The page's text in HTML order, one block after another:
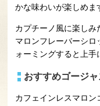
かな味わいが楽しめま
カプチーノ風に楽し
マロンフレーバーシロ
ォーミングすると上手
おすすめゴージ
カフェインレスマロン